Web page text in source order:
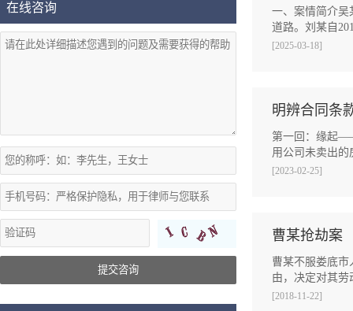
在线咨询
提交咨询
一、案情简介吴
道路。刘某自
[2025-03-18]
明辨合同条
第一回：缘起
用公司未卖出
[2023-02-25]
曹某抢劫案
曹某不服娄底
由，决定对其
[2018-11-22]